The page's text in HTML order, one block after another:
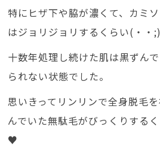
特にヒザ下や脇が濃くて、カミ
はジョリジョリするくらい(・・;)
十数年処理し続けた肌は黒ずん
られない状態でした。
思いきってリンリンで全身脱毛
んでいた無駄毛がびっくりする
♥